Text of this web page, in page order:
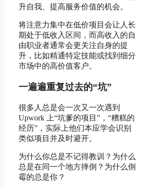
费
在
低
价
值
升自我、提高服务价值的机会。
将注意力集中在低价项目会让人长
期处于低收入区间，而高收入的自
由职业者通常会更关注自身的提
升，比如精通特定技能或找到细分
市场中的高价值客户。
一遍遍重复过去的“坑”
很多人总是会一次又一次遇到
Upwork 上“坑爹的项目”，“糟糕的
经历”，实际上他们本应学会识别
类似项目并及时避开。
为什么你总是不记得教训？为什么
总是在同一个地方摔倒？为什么倒
霉的总是你？